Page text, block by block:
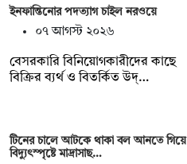
ইনফান্তিনোর পদত্যাগ চাইল নরওয়ে
০৭ আগস্ট ২০২৬
বেসরকারি বিনিয়োগকারীদের কাছে
বিক্রির ব্যর্থ ও বিতর্কিত উদ্…
টিনের চালে আটকে থাকা বল আনতে গিয়ে
বিদ্যুৎস্পৃষ্টে মাদ্রাসাছ…